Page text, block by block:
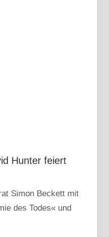
Hunter feiert
Simon Beckett mit
des Todes« und